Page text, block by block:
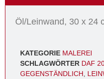
Öl/Leinwand, 30 x 24
KATEGORIE MALEREI
SCHLAGWÖRTER DAF
GEGENSTÄNDLICH